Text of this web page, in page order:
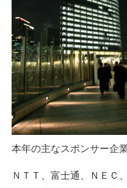
本年の主なスポンサー企
ＮＴＴ、富士通、ＮＥＣ